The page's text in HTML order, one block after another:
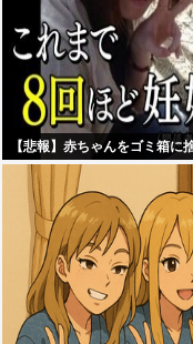
【悲報】赤ちゃんをゴミ箱